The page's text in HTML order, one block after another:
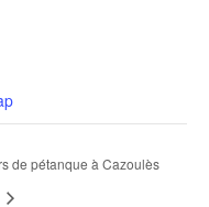
de pétanque à Cazoulès